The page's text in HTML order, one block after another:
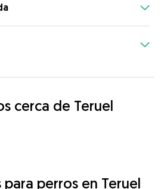
cerca de Teruel
perros en Teruel